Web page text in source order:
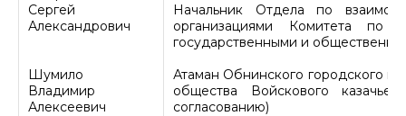
Сергей
Александрович
Шумило
Владимир
Алексеевич
Начальник Отдела по
организациями Комитета по
государственными и
Атаман Обнинского городского
общества Войскового
согласованию)